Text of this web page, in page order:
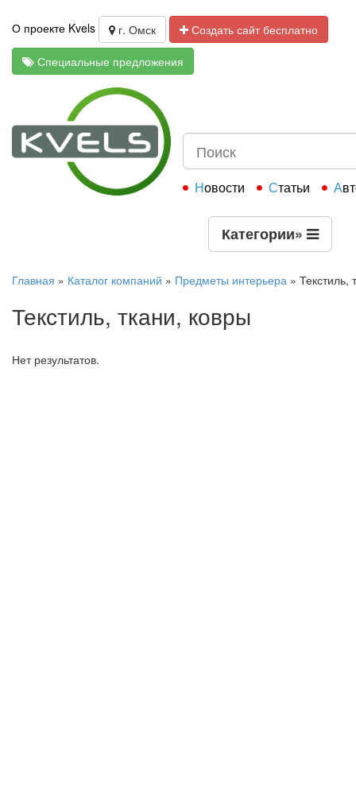
О проекте Kvels г. Омск
Создать сайт бесплатно
Специальные предложения
Новости Статьи
Категории»
Главная » Каталог компаний » Предметы интерьера » Текстиль,
Текстиль, ткани, ковры
Нет результатов.